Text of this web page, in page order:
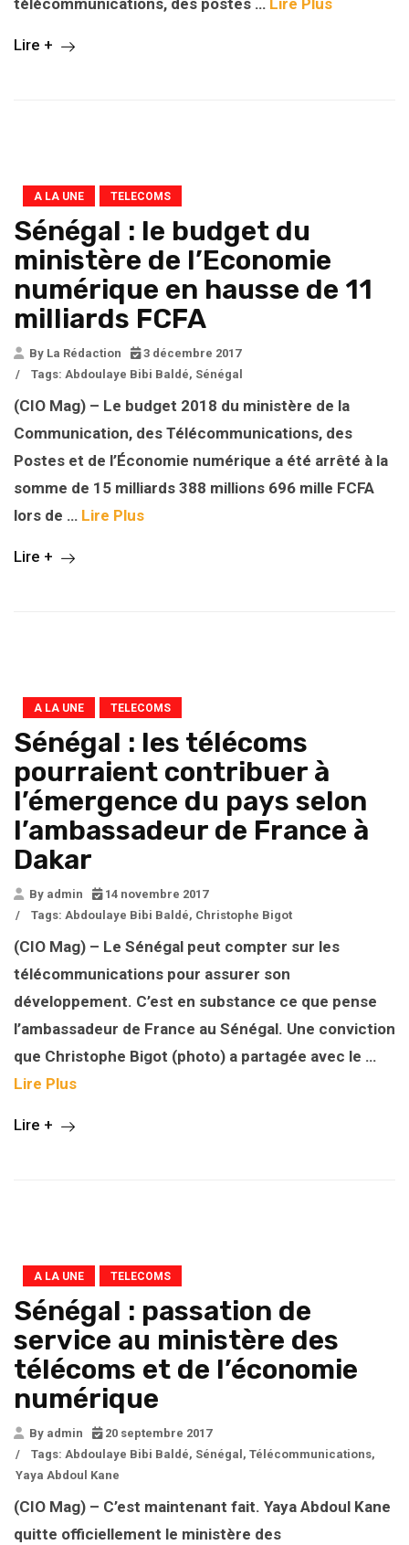
télécommunications, des postes … Lire Plus
Lire +
A LA UNE TELECOMS
Sénégal : le budget du
ministère de l’Economie
numérique en hausse de 11
milliards FCFA
By La Rédaction
3 décembre 2017
/
Tags: Abdoulaye Bibi Baldé, Sénégal
(CIO Mag) – Le budget 2018 du ministère de la
Communication, des Télécommunications, des
Postes et de l’Économie numérique a été arrêté à la
somme de 15 milliards 388 millions 696 mille FCFA
lors de … Lire Plus
Lire +
A LA UNE TELECOMS
Sénégal : les télécoms
pourraient contribuer à
l’émergence du pays selon
l’ambassadeur de France à
Dakar
By admin
14 novembre 2017
/
Tags: Abdoulaye Bibi Baldé, Christophe Bigot
(CIO Mag) – Le Sénégal peut compter sur les
télécommunications pour assurer son
développement. C’est en substance ce que pense
l’ambassadeur de France au Sénégal. Une conviction
que Christophe Bigot (photo) a partagée avec le …
Lire Plus
Lire +
A LA UNE TELECOMS
Sénégal : passation de
service au ministère des
télécoms et de l’économie
numérique
By admin
20 septembre 2017
/
Tags: Abdoulaye Bibi Baldé, Sénégal , Télécommunications,
Yaya Abdoul Kane
(CIO Mag) – C’est maintenant fait. Yaya Abdoul Kane
quitte officiellement le ministère des